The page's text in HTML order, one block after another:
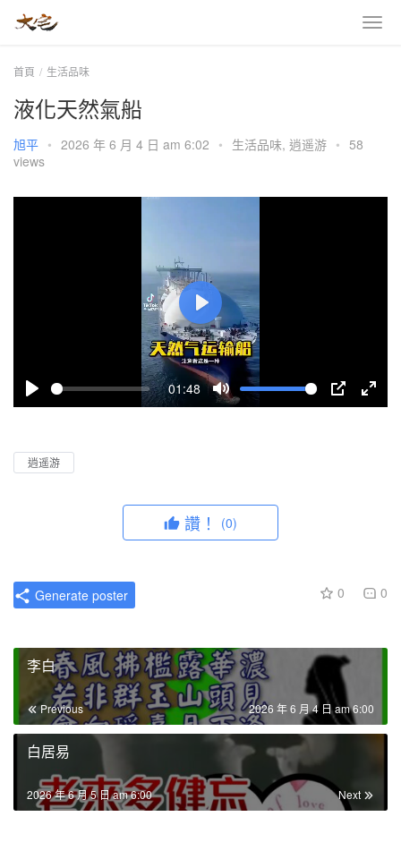
首頁 生活品味
液化天然氣船
旭平 • 2026 年 6 月 4 日 am 6:02 • 生活品味, 逍遥游 • 58
views
P
a
01:48
M
P
E
l
c
e
P
l
a
逍遥游
讚！ (0)
0 0
Generate poster
李白
Previous 2026 年 6 月 4 日 am 6:00
白居易
Next
2026 年 6 月 5 日 am 6:00